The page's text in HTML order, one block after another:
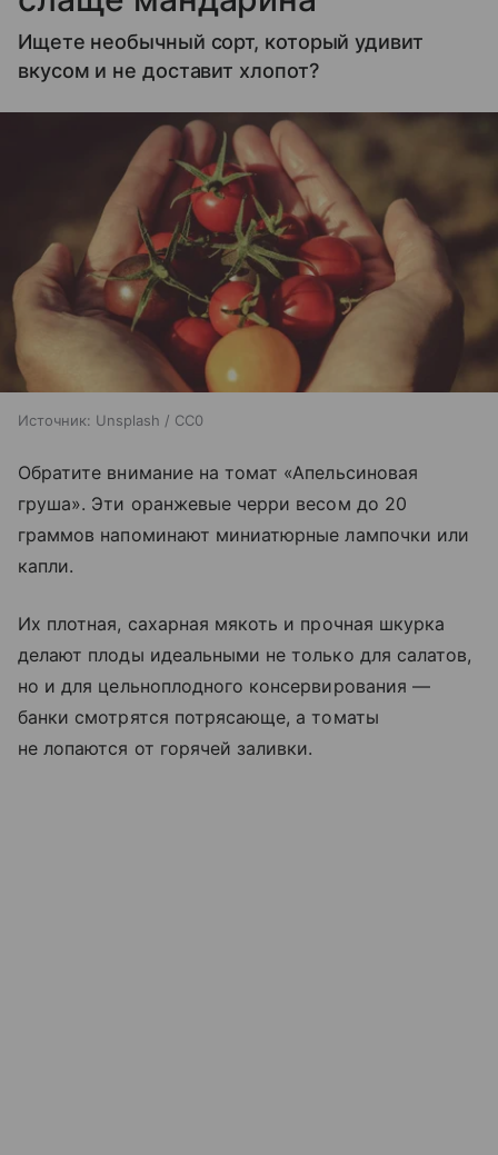
Ищете необычный сорт, который удивит
вкусом и не доставит хлопот?
Источник: Unsplash / CC0
Обратите внимание на томат «Апельсиновая
груша». Эти оранжевые черри весом до 20
граммов напоминают миниатюрные лампочки или
капли.
Их плотная, сахарная мякоть и прочная шкурка
делают плоды идеальными не только для салатов,
но и для цельноплодного консервирования —
банки смотрятся потрясающе, а томаты
не лопаются от горячей заливки.